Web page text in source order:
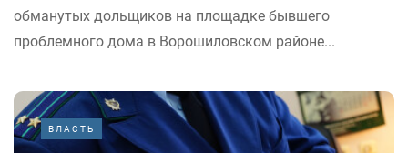
обманутых дольщиков на площадке бывшего
проблемного дома в Ворошиловском районе...
ВЛАСТЬ